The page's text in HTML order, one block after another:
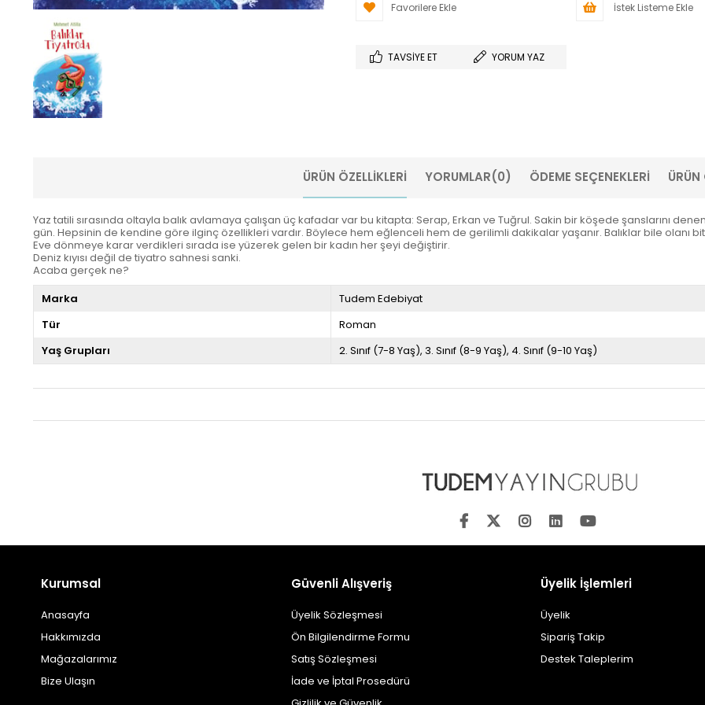
Favorilere Ekle İstek Listeme Ekle
TAVSIYE ET YORUM YAZ
ÜRÜN ÖZELLIKLERI YORUMLAR(0) ÖDEME SEÇENEKLERI ÜRÜN
Yaz tatili sırasında oltayla balık avlamaya çalışan üç kafadar var bu kitapta: Serap, Erkan ve Tuğrul. Sakin bir köşede şanslarını
gün. Hepsinin de kendine göre ilginç özellikleri vardır. Böylece hem eğlenceli hem de gerilimli dakikalar yaşanır. Balıklar bile olanı
Eve dönmeye karar verdikleri sırada ise yüzerek gelen bir kadın her şeyi değiştirir.
Deniz kıyısı değil de tiyatro sahnesi sanki.
Acaba gerçek ne?
Marka
Tudem Edebiyat
Tür
Roman
Yaş Grupları
2. Sınıf (7-8 Yaş) 3. Sınıf (8-9 Yaş) 4. Sınıf (9-10 Yaş)
Kurumsal
Anasayfa
Hakkımızda
Mağazalarımız
Bize Ulaşın
Güvenli Alışveriş
Üyelik Sözleşmesi
Ön Bilgilendirme Formu
Satış Sözleşmesi
İade ve İptal Prosedürü
Üyelik İşlemleri
Üyelik
Sipariş Takip
Destek Taleplerim